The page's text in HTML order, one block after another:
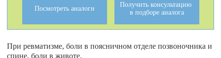
Посмотреть аналоги
Получить консультацию
в подборе аналога
При ревматизме, боли в поясничном отделе позвоночника и
спине, боли в животе.